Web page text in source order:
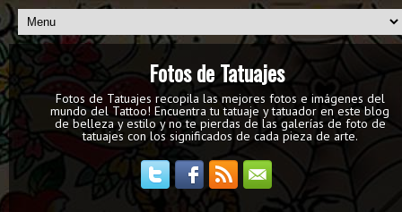
Fotos de Tatuajes
Fotos de Tatuajes recopila las mejores fotos e imágenes del
mundo del Tattoo! Encuentra tu tatuaje y tatuador en este blog
de belleza y estilo y no te pierdas de las galerías de foto de
tatuajes con los significados de cada pieza de arte.